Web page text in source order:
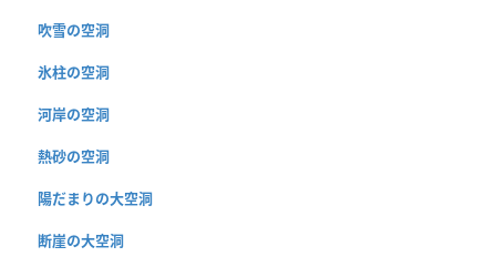
吹雪の空洞
氷柱の空洞
河岸の空洞
熱砂の空洞
陽だまりの大空洞
断崖の大空洞